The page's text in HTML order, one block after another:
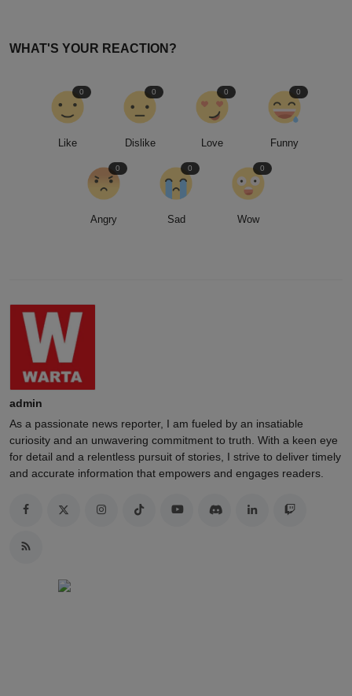
WHAT'S YOUR REACTION?
Like
0
Dislike
0
Love
0
Funny
0
Angry
0
Sad
0
Wow
0
admin
As a passionate news reporter, I am fueled by an insatiable
curiosity and an unwavering commitment to truth. With a keen eye
for detail and a relentless pursuit of stories, I strive to deliver timely
and accurate information that empowers and engages readers.